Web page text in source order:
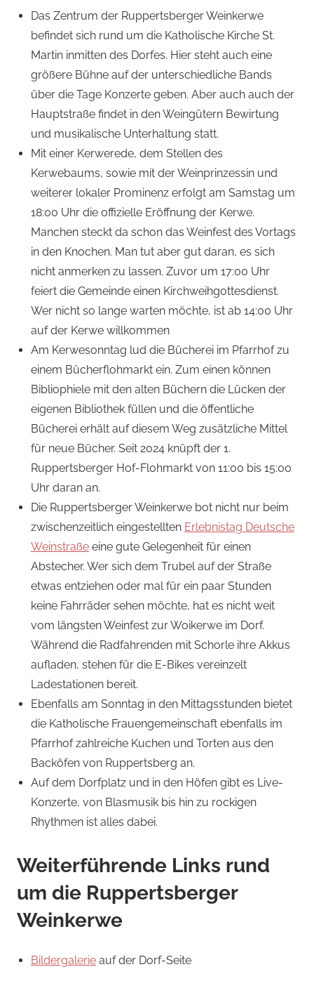
Das Zentrum der Ruppertsberger Weinkerwe
befindet sich rund um die Katholische Kirche St.
Martin inmitten des Dorfes. Hier steht auch eine
größere Bühne auf der unterschiedliche Bands
über die Tage Konzerte geben. Aber auch auch der
Hauptstraße findet in den Weingütern Bewirtung
und musikalische Unterhaltung statt.
Mit einer Kerwerede, dem Stellen des
Kerwebaums, sowie mit der Weinprinzessin und
weiterer lokaler Prominenz erfolgt am Samstag um
18:00 Uhr die offizielle Eröffnung der Kerwe.
Manchen steckt da schon das Weinfest des Vortags
in den Knochen. Man tut aber gut daran, es sich
nicht anmerken zu lassen. Zuvor um 17:00 Uhr
feiert die Gemeinde einen Kirchweihgottesdienst.
Wer nicht so lange warten möchte, ist ab 14:00 Uhr
auf der Kerwe willkommen
Am Kerwesonntag lud die Bücherei im Pfarrhof zu
einem Bücherflohmarkt ein. Zum einen können
Bibliophiele mit den alten Büchern die Lücken der
eigenen Bibliothek füllen und die öffentliche
Bücherei erhält auf diesem Weg zusätzliche Mittel
für neue Bücher. Seit 2024 knüpft der 1.
Ruppertsberger Hof-Flohmarkt von 11:00 bis 15:00
Uhr daran an.
Die Ruppertsberger Weinkerwe bot nicht nur beim
zwischenzeitlich eingestellten Erlebnistag Deutsche
Weinstraße eine gute Gelegenheit für einen
Abstecher. Wer sich dem Trubel auf der Straße
etwas entziehen oder mal für ein paar Stunden
keine Fahrräder sehen möchte, hat es nicht weit
vom längsten Weinfest zur Woikerwe im Dorf.
Während die Radfahrenden mit Schorle ihre Akkus
aufladen, stehen für die E-Bikes vereinzelt
Ladestationen bereit.
Ebenfalls am Sonntag in den Mittagsstunden bietet
die Katholische Frauengemeinschaft ebenfalls im
Pfarrhof zahlreiche Kuchen und Torten aus den
Backöfen von Ruppertsberg an.
Auf dem Dorfplatz und in den Höfen gibt es Live-
Konzerte, von Blasmusik bis hin zu rockigen
Rhythmen ist alles dabei.
Weiterführende Links rund
um die Ruppertsberger
Weinkerwe
Bildergalerie auf der Dorf-Seite